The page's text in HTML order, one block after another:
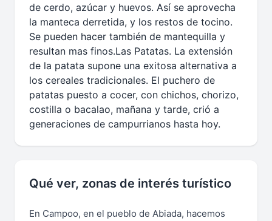
de cerdo, azúcar y huevos. Así se aprovecha
la manteca derretida, y los restos de tocino.
Se pueden hacer también de mantequilla y
resultan mas finos.Las Patatas. La extensión
de la patata supone una exitosa alternativa a
los cereales tradicionales. El puchero de
patatas puesto a cocer, con chichos, chorizo,
costilla o bacalao, mañana y tarde, crió a
generaciones de campurrianos hasta hoy.
Qué ver, zonas de interés turístico
En Campoo, en el pueblo de Abiada, hacemos